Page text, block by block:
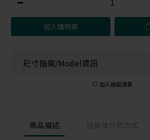
加入購物車
尺寸指南/Model資訊
加入追蹤清單
商品描述 送貨及付款方式